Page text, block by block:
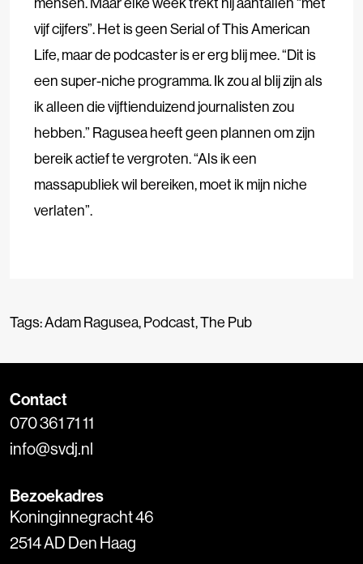
vijf cijfers”. Het is geen Serial of This American
Life, maar de podcaster is er erg blij mee. “Dit is
een super-niche programma. Ik zou al blij zijn als
ik alleen die vijftienduizend journalisten zou
hebben.” Ragusea heeft geen plannen om zijn
bereik actief te vergroten. “Als ik een
massapubliek wil bereiken, moet ik mijn niche
verlaten”.
Tags:Adam Ragusea,Podcast,The Pub
Contact
070 361 71 11
info@svdj.nl
Bezoekadres
Koninginnegracht 46
2514 AD Den Haag